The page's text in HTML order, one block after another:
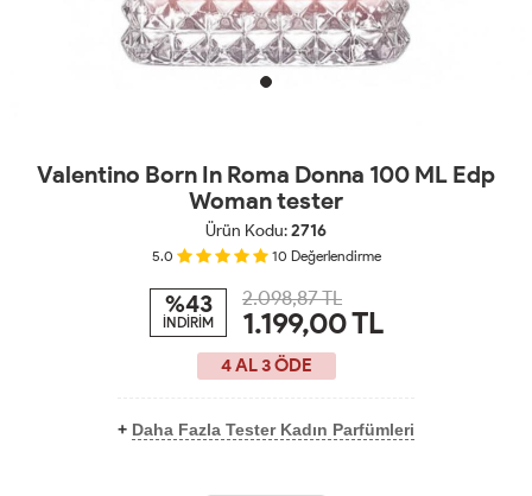
Valentino Born In Roma Donna 100 ML Edp
Woman tester
Ürün Kodu:2716
5.0 10 Değerlendirme
%43
İNDİRİM
2.098,87 TL
1.199,00TL
4 AL 3 ÖDE
+ Daha Fazla Tester Kadın Parfümleri